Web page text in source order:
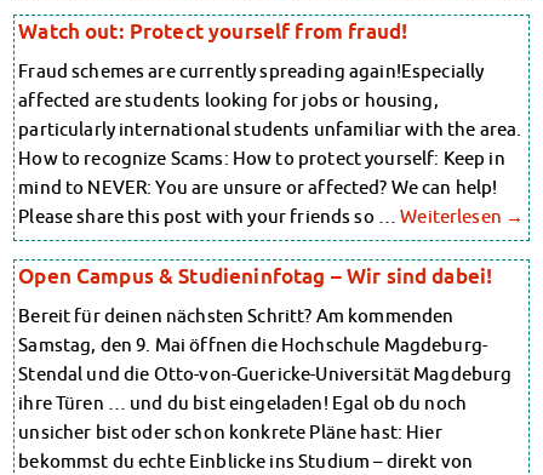
Magdeburger Studierendentage
AnsprechpartnerInnen
Kinderbetreuung
Kita CampusKids
Voranmeldung KiTa-Platz
Randzeitenbetreuung
Anmeldung
Nutzungsbedingungen
AnsprechpartnerInnen
Über uns
Infopoints & Beratungscenter
Beratungstermine im Überblick
Unsere Organisation
Verwaltungsrat
Personalrat
Kita CampusKids
Voranmeldung KiTa-Platz
Randzeitenbetreuung
Anmeldung
Nutzungsbedingungen
AnsprechpartnerInnen
Über uns
Infopoints & Beratungscenter
Beratungstermine im Überblick
Unsere Organisation
Personalrat
Lageplan
Dokumente
Stellenangebote
AnsprechpartnerInnen
Impressum
Watch out: Protect yourself from fraud!
Fraud schemes are currently spreading again!Especially
affected are students looking for jobs or housing,
particularly international students unfamiliar with the area.
How to recognize Scams: How to protect yourself: Keep in
mind to NEVER: You are unsure or affected? We can help!
Please share this post with your friends so …Weiterlesen →
Open Campus & Studieninfotag – Wir sind dabei!
Bereit für deinen nächsten Schritt? Am kommenden
Samstag, den 9. Mai öffnen die Hochschule Magdeburg-
Stendal und die Otto-von-Guericke-Universität Magdeburg
ihre Türen … und du bist eingeladen! Egal ob du noch
unsicher bist oder schon konkrete Pläne hast: Hier
bekommst du echte Einblicke ins Studium – direkt von